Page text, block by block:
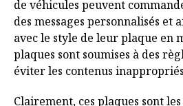
de véhicules peuvent
des messages personnalisés et
avec le style de leur plaque en
plaques sont soumises à des
éviter les contenus
Clairement, ces plaques sont